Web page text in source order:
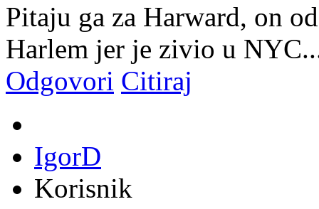
Pitaju ga za Harward, on
Harlem jer je zivio u
Odgovori Citiraj
IgorD
Korisnik